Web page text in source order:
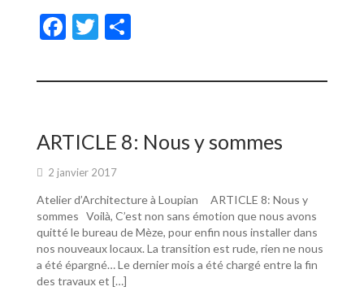
F
e
o
o
k
T
itt ta
er
ARTICLE 8: Nous y sommes
2 janvier 2017
Atelier d’Architecture à Loupian ARTICLE 8: Nous y
sommes Voilà, C’est non sans émotion que nous avons
quitté le bureau de Mèze, pour enfin nous installer dans
nos nouveaux locaux. La transition est rude, rien ne nous
a été épargné… Le dernier mois a été chargé entre la fin
des travaux et […]